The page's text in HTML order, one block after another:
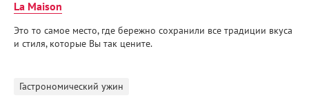
La Maison
Это то самое место, где бережно сохранили все традиции вкуса
и стиля, которые Вы так цените.
Гастрономический ужин